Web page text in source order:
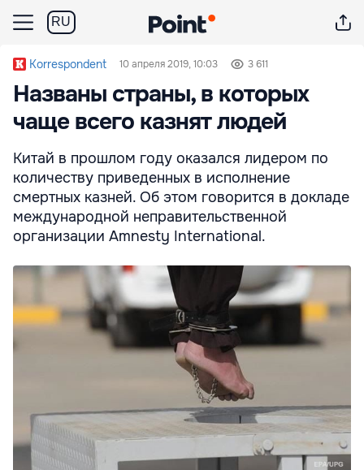
RU
Korrespondent 10 апреля 2019, 10:03 3 611
Названы страны, в которых
чаще всего казнят людей
Китай в прошлом году оказался лидером по
количеству приведенных в исполнение
смертных казней. Об этом говорится в докладе
международной неправительственной
организации Amnesty International.